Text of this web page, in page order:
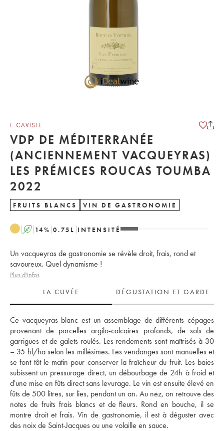
E-CAVISTE
VDP DE MÉDITERRANÉE
(ANCIENNEMENT VACQUEYRAS)
LES PRÉMICES ROUCAS TOUMBA
2022
FRUITS BLANCS VIN DE GASTRONOMIE
A 14% 0.75 L INTENSITÉ
Un vacqueyras de gastronomie se révèle droit, frais, rond et
savoureux. Quel dynamisme !
Plus d'infos
LA CUVÉE
DÉGUSTATION ET GARDE
Ce vacqueyras blanc est un assemblage de différents cépages
provenant de parcelles argilo-calcaires profonds, de sols de
garrigues et de galets roulés. Les rendements sont maîtrisés à 30
– 35 hl/ha selon les millésimes. Les vendanges sont manuelles et
se font tôt le matin pour conserver la fraîcheur du fruit. Les baies
subissent un pressurage direct, un débourbage de 24h à froid et
d'une mise en fûts direct sans levurage. Le vin est ensuite élevé en
fûts de 500 litres, sur lies, pendant un an. Au nez, on retrouve des
notes de fruits frais blancs et de fleurs. Rond en bouche, il se
montre droit et frais. Vin de gastronomie, il est à déguster avec
des noix de Saint-Jacques ou une volaille en sauce.